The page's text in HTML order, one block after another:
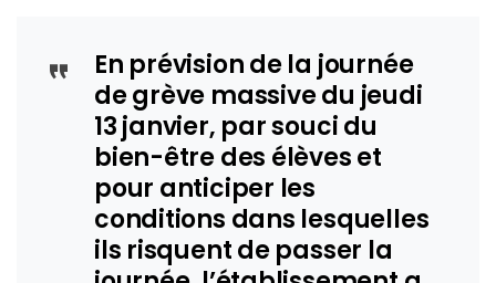
En prévision de la journée
de grève massive du jeudi
13 janvier, par souci du
bien-être des élèves et
pour anticiper les
conditions dans lesquelles
ils risquent de passer la